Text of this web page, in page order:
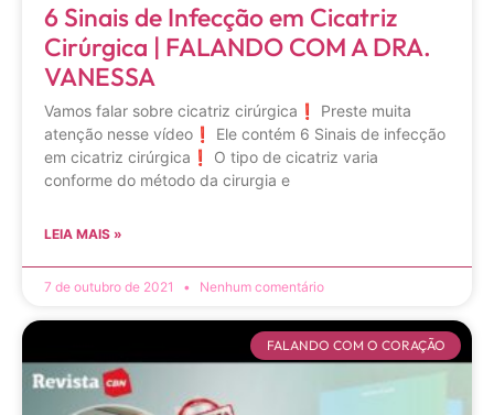
6 Sinais de Infecção em Cicatriz
Cirúrgica | FALANDO COM A DRA.
VANESSA
Vamos falar sobre cicatriz cirúrgica❗️ Preste muita
atenção nesse vídeo❗️ Ele contém 6 Sinais de infecção
em cicatriz cirúrgica❗️ O tipo de cicatriz varia
conforme do método da cirurgia e
LEIA MAIS »
7 de outubro de 2021 Nenhum comentário
FALANDO COM O CORAÇÃO